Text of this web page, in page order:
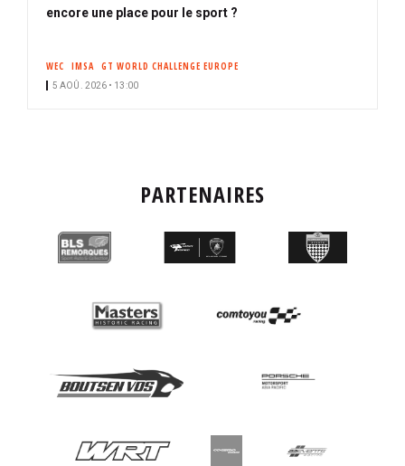
encore une place pour le sport ?
WEC IMSA GT WORLD CHALLENGE EUROPE
5 AOÛ. 2026 • 13:00
PARTENAIRES